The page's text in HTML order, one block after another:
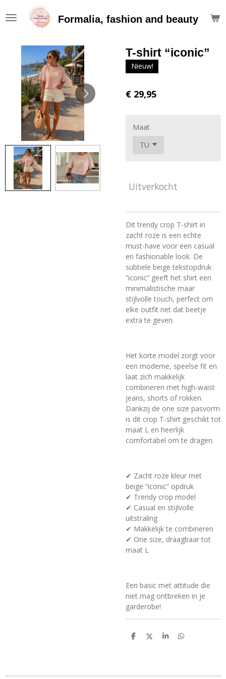
direct
hoofdinhoud
Formalia, fashion and beauty
T-shirt “iconic”
Nieuw!
€ 29,95
Maat
Uitverkocht
Dit trendy crop T-shirt in
zacht roze is een echte
must-have voor een casual
en fashionable look. De
subtiele beige tekstopdruk
“iconic” geeft het shirt een
minimalistische maar
stijlvolle touch, perfect om
elke outfit net dat beetje
extra te geven.
Het korte model zorgt voor
een moderne, speelse fit en
laat zich makkelijk
combineren met high-waist
jeans, shorts of rokken.
Dankzij de one size pasvorm
is dit crop T-shirt geschikt tot
maat L en heerlijk
comfortabel om te dragen.
✔ Zacht roze kleur met
beige “iconic” opdruk
✔ Trendy crop model
✔ Casual en stijlvolle
uitstraling
✔ Makkelijk te combineren
✔ One size, draagbaar tot
maat L
Een basic met attitude die
niet mag ontbreken in je
garderobe!
D
D
S
D